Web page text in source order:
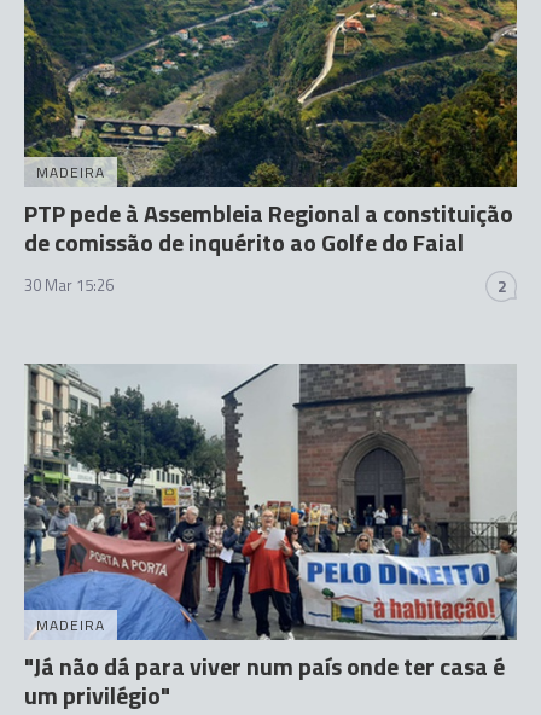
MADEIRA
PTP pede à Assembleia Regional a constituição
de comissão de inquérito ao Golfe do Faial
30 Mar 15:26 2
MADEIRA
"Já não dá para viver num país onde ter casa é
um privilégio"